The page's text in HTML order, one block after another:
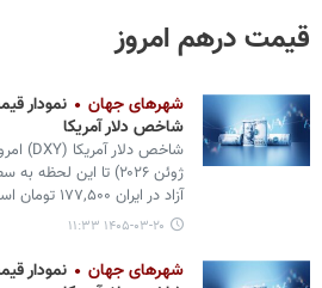
قیمت درهم امروز
شهرهای جهان
شاخص دلار آمریکا
آزاد در ایران ۱۷۷,۵۰۰ تومان است.
۱۴۰۵-۰۳-۲۰ ۱۱:۳۳
شهرهای جهان